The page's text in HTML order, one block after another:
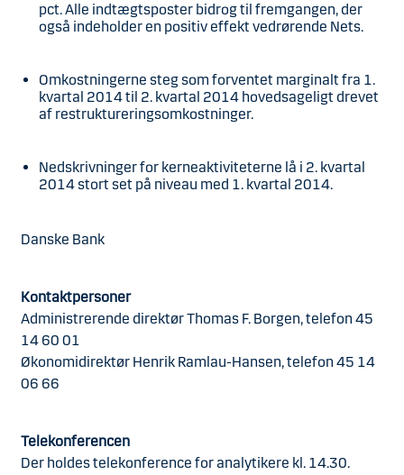
pct. Alle indtægtsposter bidrog til fremgangen, der
også indeholder en positiv effekt vedrørende Nets.
Omkostningerne steg som forventet marginalt fra 1.
kvartal 2014 til 2. kvartal 2014 hovedsageligt drevet
af restruktureringsomkostninger.
Nedskrivninger for kerneaktiviteterne lå i 2. kvartal
2014 stort set på niveau med 1. kvartal 2014.
Danske Bank
Kontaktpersoner
Administrerende direktør Thomas F. Borgen, telefon 45
14 60 01
Økonomidirektør Henrik Ramlau-Hansen, telefon 45 14
06 66
Telekonferencen
Der holdes telekonference for analytikere kl. 14.30.